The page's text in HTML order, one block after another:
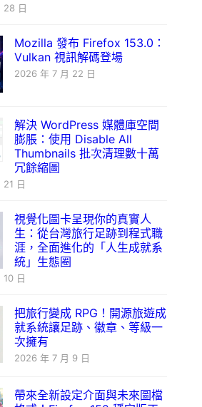
28 日
Mozilla 發布 Firefox 153.0：
Vulkan 視訊解碼登場
2026 年 7 月 22 日
解決 WordPress 媒體庫空間
膨脹：使用 Disable All
Thumbnails 批次清理數十萬
冗餘縮圖
日
視覺化圖卡呈現你的真實人
生：從台灣旅行足跡到程式職
涯，全面進化的「人生成就系
統」生態圈
日
把旅行變成 RPG！開源旅遊成
就系統讓足跡、徽章、等級一
次擁有
2026 年 7 月 9 日
帶來全新設定介面與未來圖檔